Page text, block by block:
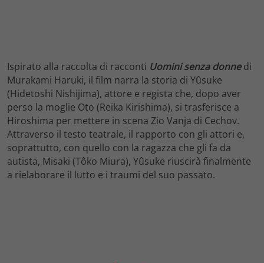
Ispirato alla raccolta di racconti Uomini senza donnedi
Murakami Haruki, il film narra la storia di Yûsuke
(Hidetoshi Nishijima), attore e regista che, dopo aver
perso la moglie Oto (Reika Kirishima), si trasferisce a
Hiroshima per mettere in scena Zio Vanja di Cechov.
Attraverso il testo teatrale, il rapporto con gli attori e,
soprattutto, con quello con la ragazza che gli fa da
autista, Misaki (Tôko Miura), Yûsuke riuscirà finalmente
a rielaborare il lutto e i traumi del suo passato.